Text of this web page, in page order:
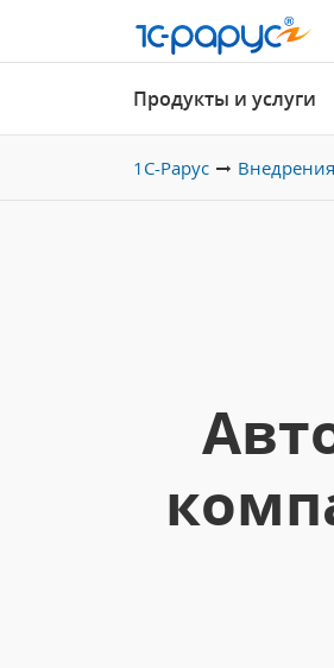
Продукты и услуги
1С-Рарус Внедрения